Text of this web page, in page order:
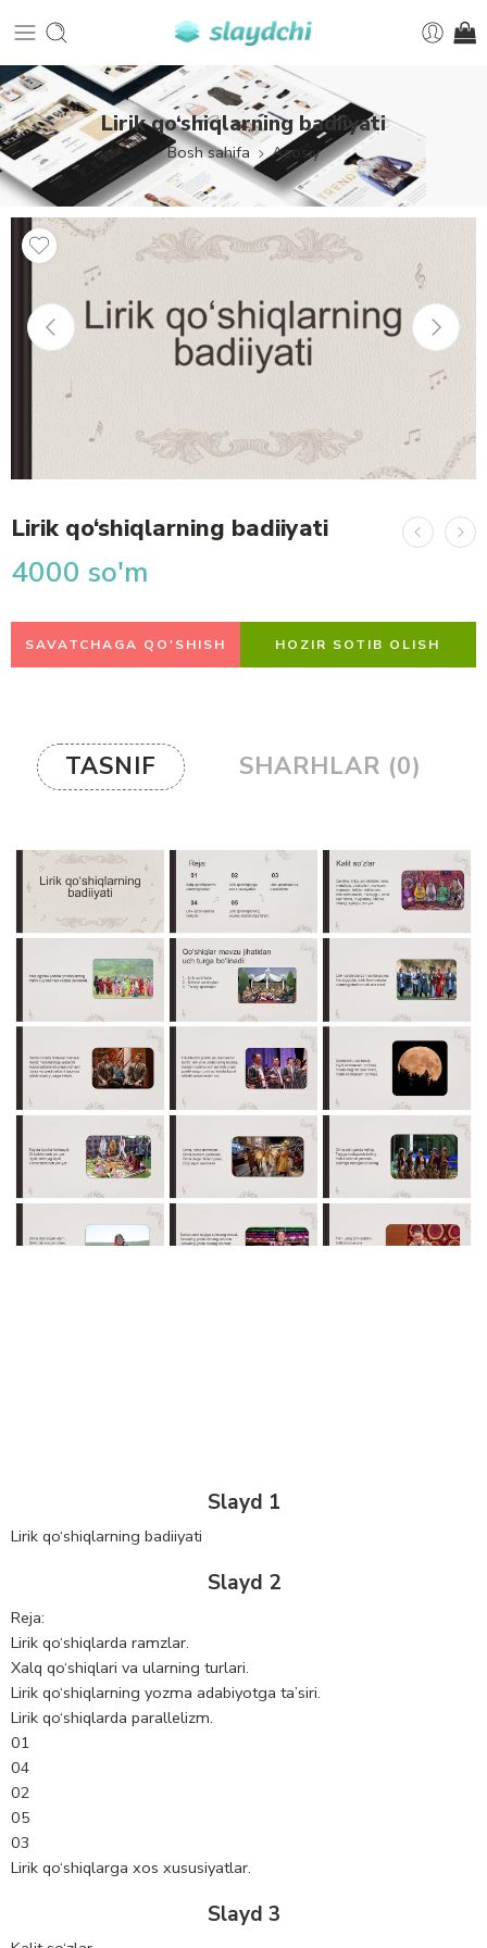
Lirik qo‘shiqlarning badiiyati
Bosh sahifa Asosiy
Lirik qo‘shiqlarning badiiyati
4000 so'm
SAVATCHAGA QO'SHISH HOZIR SOTIB OLISH
TASNIF SHARHLAR (0)
Slayd 1
Lirik qo‘shiqlarning badiiyati
Slayd 2
Reja:
Lirik qo‘shiqlarda ramzlar.
Xalq qo‘shiqlari va ularning turlari.
Lirik qo‘shiqlarning yozma adabiyotga ta’siri.
Lirik qo‘shiqlarda parallelizm.
01
04
02
05
03
Lirik qo‘shiqlarga xos xususiyatlar.
Slayd 3